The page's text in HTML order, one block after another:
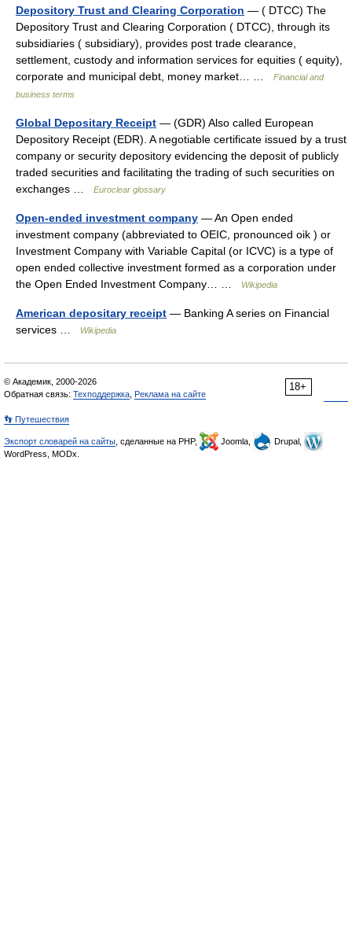
Depository Trust and Clearing Corporation — ( DTCC) The
Depository Trust and Clearing Corporation ( DTCC), through its
subsidiaries ( subsidiary), provides post trade clearance,
settlement, custody and information services for equities ( equity),
corporate and municipal debt, money market… …
Financial and
business terms
Global Depositary Receipt — (GDR) Also called European
Depository Receipt (EDR). A negotiable certificate issued by a trust
company or security depository evidencing the deposit of publicly
traded securities and facilitating the trading of such securities on
exchanges …
Euroclear glossary
Open-ended investment company — An Open ended
investment company (abbreviated to OEIC, pronounced oik ) or
Investment Company with Variable Capital (or ICVC) is a type of
open ended collective investment formed as a corporation under
the Open Ended Investment Company… …
Wikipedia
American depositary receipt — Banking A series on Financial
services …
Wikipedia
18+
© Академик, 2000-2026
Обратная связь: Техподдержка Реклама на сайте
👣 Путешествия
Экспорт словарей на сайты , сделанные на PHP, Joomla,
Drupal,
WordPress, MODx.